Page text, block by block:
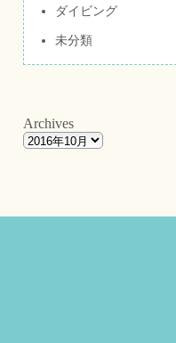
ダイビング
未分類
Archives